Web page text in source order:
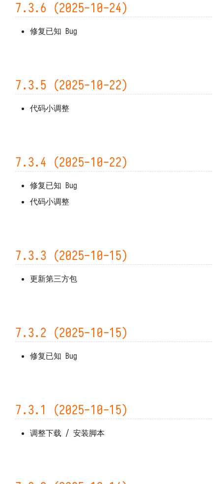
7.3.6 (2025-10-24)
修复已知 Bug
7.3.5 (2025-10-22)
代码小调整
7.3.4 (2025-10-22)
修复已知 Bug
代码小调整
7.3.3 (2025-10-15)
更新第三方包
7.3.2 (2025-10-15)
修复已知 Bug
7.3.1 (2025-10-15)
调整下载 / 安装脚本